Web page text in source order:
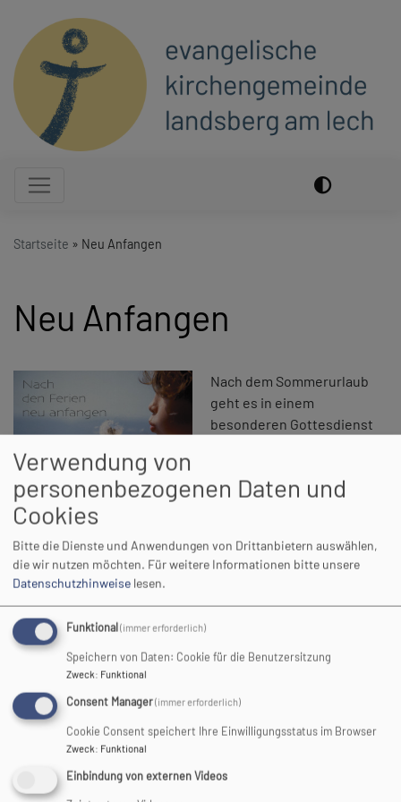
Inhalt
Hauptnavigation
Startseite Neu Anfangen
Neu Anfangen
Nach dem Sommerurlaub
geht es in einem
besonderen Gottesdienst
biblische Erfahrungen und
Musik inspirieren. Die Schulkinder, die neu in die Schule
Gottes segnende Kraft soll sie auf ihren Wegen tragen.
Aber nicht nur sie! Auch alle, die nicht zur Schule gehen,
Urlaub ist in vielerlei Hinsicht ein besonderer Moment. Die
Chance, in einen gesunden Rhythmus zu kommen, mit
anderen gut zusammenzufinden und Herausforderungen
anzugehen.
Die Einschulung ist ein richtiger Meilenstein im Leben
eines Kindes und seiner Familie. Voller Spannung, Neugier
Kapitel: Der Start in die Schulzeit. Mit bunt gefüllten
Verwendung von
personenbezogenen Daten und
Cookies
Bitte die Dienste und Anwendungen von Drittanbietern auswählen,
die wir nutzen möchten. Für weitere Informationen bitte unsere
Datenschutzhinweise lesen.
Funktional(immer erforderlich)
Speichern von Daten: Cookie für die Benutzersitzung
Zweck: Funktional
Consent Manager(immer erforderlich)
Cookie Consent speichert Ihre Einwilligungsstatus im Browser
Zweck: Funktional
Einbindung von externen Videos